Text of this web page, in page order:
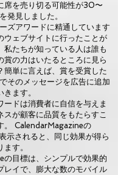
席を売り切る可能性が30〜
発見しました。
ズアワードに精通しています
ウェブサイトに行ったことが
私たちが知っている人は誰も
賞の力はいたるところに見ら
簡単に言えば、賞を受賞した
そのメッセージを広告に追加
ます。
ードは消費者に自信を与えま
スが顧客に品質をもたらすこ
。 CalendarMagazineの
示されると、同じ効果が得ら
す。
目標は、シンプルで効果的
レイで、膨大な数のモバイル